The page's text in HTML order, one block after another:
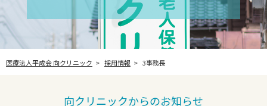
アートメイク
採用情報
医療法人平成会 向クリニック 採用情報 3事務長
向クリニックからのお知らせ